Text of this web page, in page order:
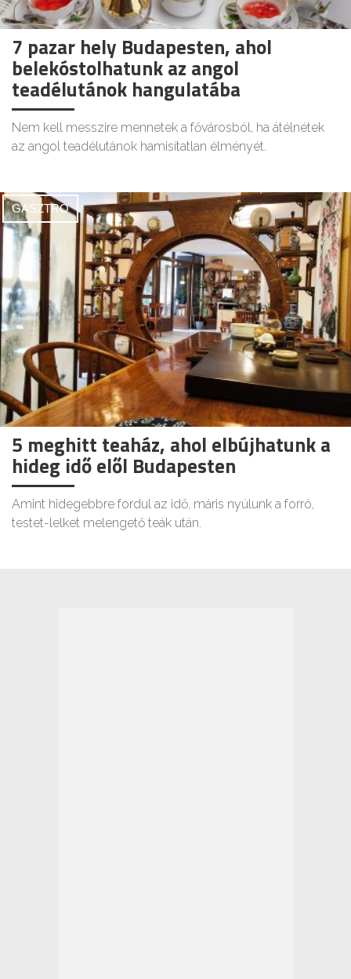
7 pazar hely Budapesten, ahol
belekóstolhatunk az angol
teadélutánok hangulatába
Nem kell messzire mennetek a fővárosból, ha átélnétek
az angol teadélutánok hamisítatlan élményét.
GASZTRO
5 meghitt teaház, ahol elbújhatunk a
hideg idő elől Budapesten
Amint hidegebbre fordul az idő, máris nyúlunk a forró,
testet-lelket melengető teák után.